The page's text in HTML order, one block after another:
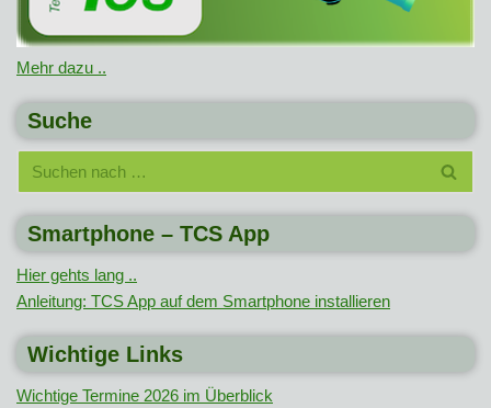
Mehr dazu ..
Suche
Smartphone – TCS App
Hier gehts lang ..
Anleitung: TCS App auf dem Smartphone installieren
Wichtige Links
Wichtige Termine 2026 im Überblick